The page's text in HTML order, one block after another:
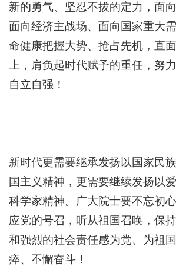
新的勇气、坚忍不拔的定力，面
面向经济主战场、面向国家重大
命健康把握大势、抢占先机，直
上，肩负起时代赋予的重任，努
自立自强！
新时代更需要继承发扬以国家民
国主义精神，更需要继续发扬以
科学家精神。广大院士要不忘初
应党的号召，听从祖国召唤，保
和强烈的社会责任感为党、为祖
瘁、不懈奋斗！